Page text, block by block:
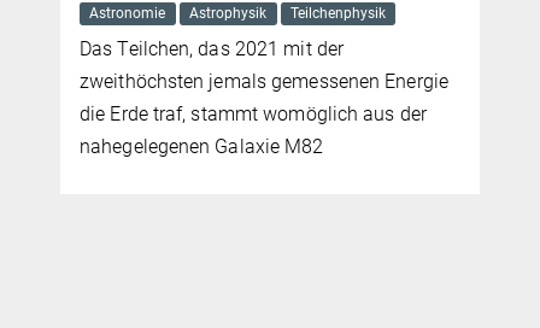
Astronomie
Astrophysik Teilchenphysik
Das Teilchen, das 2021 mit der
zweithöchsten jemals gemessenen Energie
die Erde traf, stammt womöglich aus der
nahegelegenen Galaxie M82